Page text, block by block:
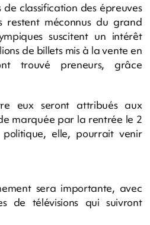
de classification des épreuves
restent méconnus du grand
suscitent un intérêt
de billets mis à la vente en
trouvé preneurs, grâce
eux seront attribués aux
marquée par la rentrée le 2
elle, pourrait venir
sera importante, avec
de télévisions qui suivront